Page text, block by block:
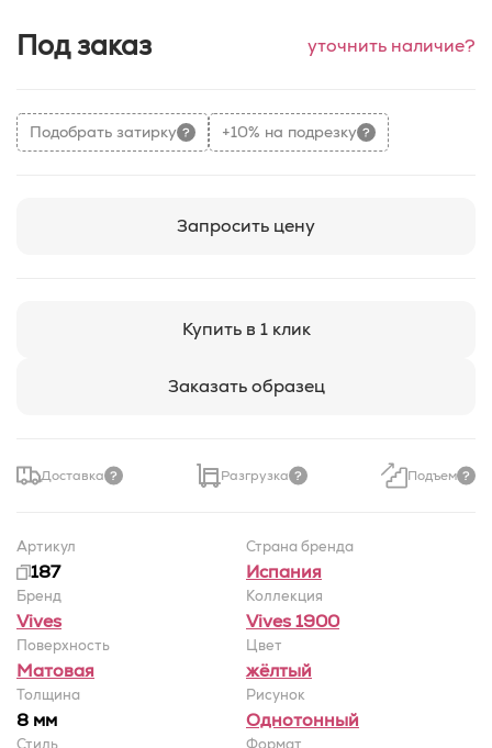
Под заказ уточнить наличие?
Подобрать затирку +10% на подрезку
Запросить цену
Купить в 1 клик
Заказать образец
Доставка Разгрузка Подъем
Артикул
187
Страна бренда
Испания
Бренд
Vives
Коллекция
Vives 1900
Поверхность
Матовая
Цвет
жёлтый
Толщина
8 мм
Рисунок
Однотонный
Стиль Формат